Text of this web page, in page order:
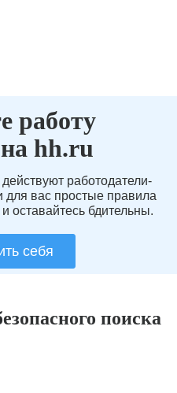
работу
hh.ru
работодатели-
для вас простые правила
оставайтесь бдительны.
себя
поиска